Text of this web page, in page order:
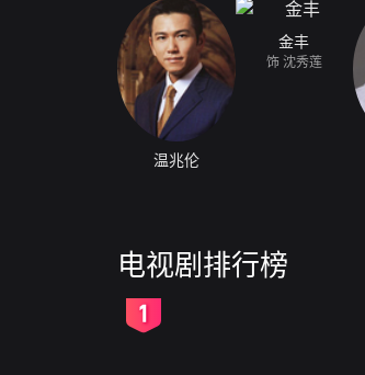
温兆伦
金丰
饰 沈秀莲
电视剧排行榜